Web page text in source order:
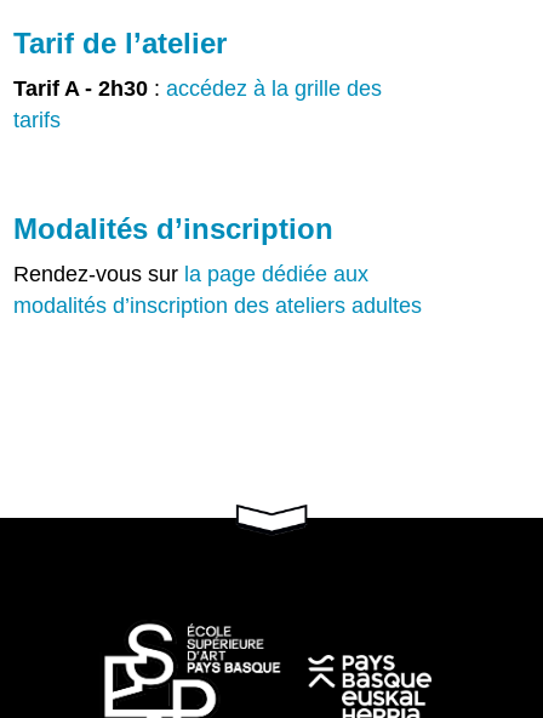
Tarif de l’atelier
Tarif A - 2h30 :accédez à la grille des
tarifs
Modalités d’inscription
Rendez-vous sur la page dédiée aux
modalités d’inscription des ateliers adultes